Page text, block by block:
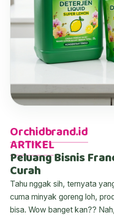
Orchidbrand.id
ARTIKEL
Peluang Bisnis
Curah
Tahu nggak sih, ternyata
cuma minyak goreng loh,
bisa. Wow banget kan??